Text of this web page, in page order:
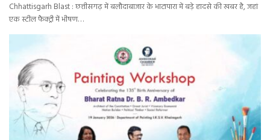
Chhattisgarh Blast : छत्तीसगढ़ में बलौदाबाजार के भाटापारा में बड़े हादसे की खबर है, जहां
एक स्टील फैक्ट्री में भीषण…